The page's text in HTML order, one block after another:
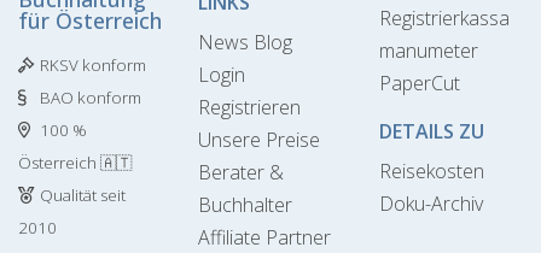
für Österreich
RKSV konform
BAO konform
100 %
Österreich 🇦🇹
Qualität seit
2010
News Blog
Login
Registrieren
Unsere Preise
Berater &
Buchhalter
Affiliate Partner
Registrierkassa
manumeter
PaperCut
DETAILS ZU
Reisekosten
Doku-Archiv